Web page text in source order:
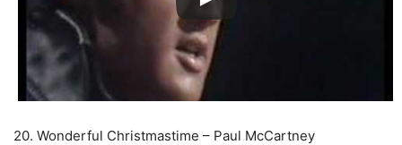
20. Wonderful Christmastime – Paul McCartney